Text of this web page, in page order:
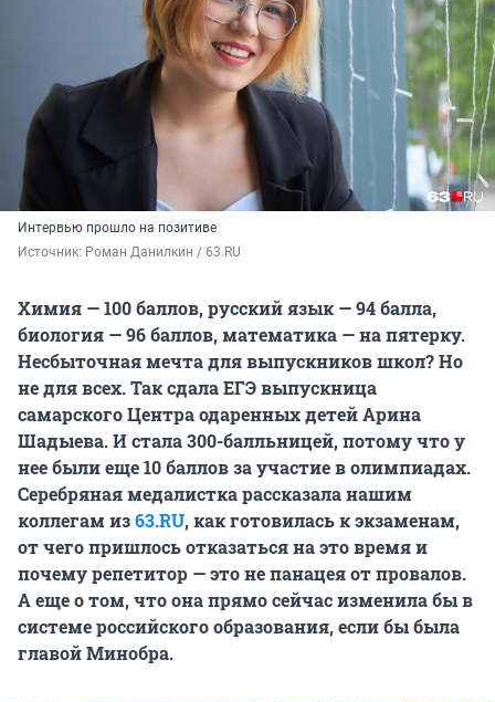
Интервью прошло на позитиве
Источник: Роман Данилкин / 63.RU
Химия — 100 баллов, русский язык — 94 балла,
биология — 96 баллов, математика — на пятерку.
Несбыточная мечта для выпускников школ? Но
не для всех. Так сдала ЕГЭ выпускница
самарского Центра одаренных детей Арина
Шадыева. И стала 300-балльницей, потому что у
нее были еще 10 баллов за участие в олимпиадах.
Серебряная медалистка рассказала нашим
коллегам из63.RU, как готовилась к экзаменам,
от чего пришлось отказаться на это время и
почему репетитор — это не панацея от провалов.
А еще о том, что она прямо сейчас изменила бы в
системе российского образования, если бы была
главой Минобра.